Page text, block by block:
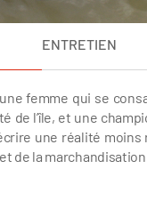
ENTRETIEN
femme qui se
l’île, et une
une réalité
de la marchandisation